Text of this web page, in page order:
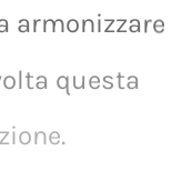
questa